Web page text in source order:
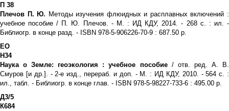
П 38
Плечов П. Ю. Методы изучения флюидных и расплавных включений :
учебное пособие / П. Ю. Плечов. - М. : ИД КДУ, 2014. - 268 с. : ил. -
Библиогр. в конце разд. - ISBN 978-5-906226-70-9 : 687.50 р.
ЕО
Н34
Наука о Земле: геоэкология : учебное пособие/ отв. ред. А. В.
Смуров [и др.]. - 2-е изд., перераб. и доп. - М. : ИД КДУ, 2010. - 564 с. :
ил., табл. - Библиогр. в конце глав. - ISBN 978-5-98227-733-6 : 495.00 р.
Д3/5
К684